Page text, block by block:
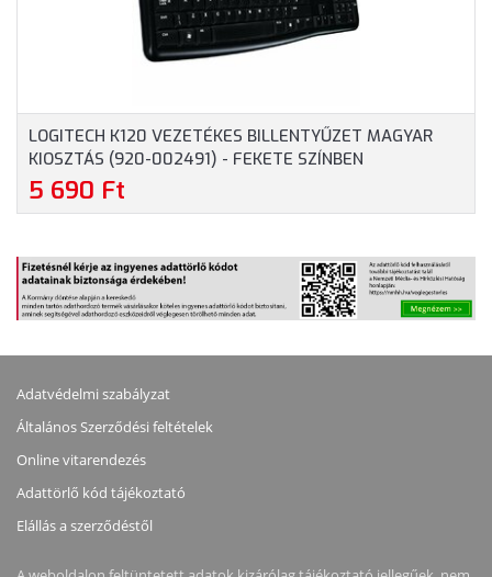
LOGITECH K120 VEZETÉKES BILLENTYŰZET MAGYAR
KIOSZTÁS (920-002491) - FEKETE SZÍNBEN
5 690 Ft
Adatvédelmi szabályzat
Általános Szerződési feltételek
Online vitarendezés
Adattörlő kód tájékoztató
Elállás a szerződéstől